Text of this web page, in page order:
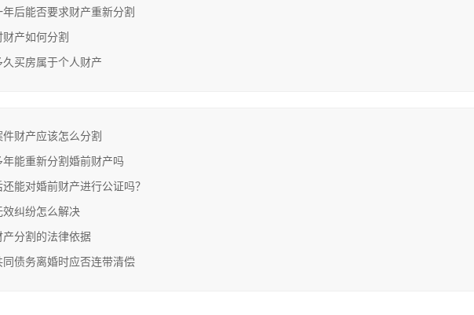
年后能否要求财产重新分割
财产如何分割
久买房属于个人财产
件财产应该怎么分割
年能重新分割婚前财产吗
能对婚前财产进行公证吗？
效纠纷怎么解决
产分割的法律依据
同债务离婚时应否连带清偿